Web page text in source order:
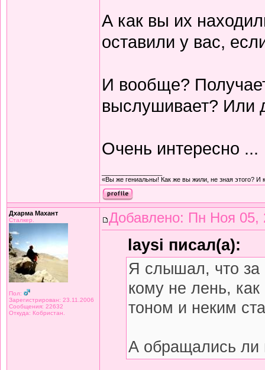
А как вы их
оставили у вас,
И вообще?
выслушивает? Или
Очень интересно ...
«Вы же гениальны! Как же вы жили, не зная этого? И
Дхарма Махант
Сталкер.
Пол:
Зарегистрирован: 23.11.2006
Сообщения: 22632
Откуда: Кобристан.
Добавлено: Пн Ноя 05,
laysi писал(а):
Я слышал, что за
кому не лень,
тоном и неким
А обращались ли